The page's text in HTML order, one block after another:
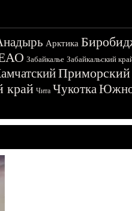
Арктика
Забайкалье Забайкальский
Приморский
край Чита Чукотка